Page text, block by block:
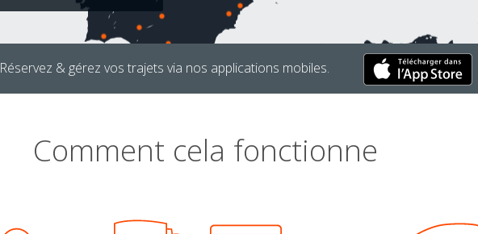
Réservez & gérez vos trajets via nos applications mobiles.
Comment cela fonctionne